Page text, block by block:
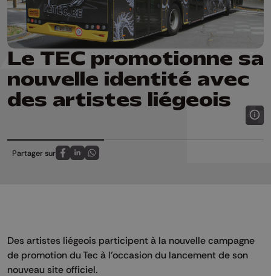
Le TEC promotionne sa
nouvelle identité avec
des artistes liégeois
Partager sur
Partagez sur FaceBook
Partagez sur LinkedIn
Partagez sur Whatsapp
Des artistes liégeois participent à la nouvelle campagne
de promotion du Tec à l’occasion du lancement de son
nouveau site officiel.